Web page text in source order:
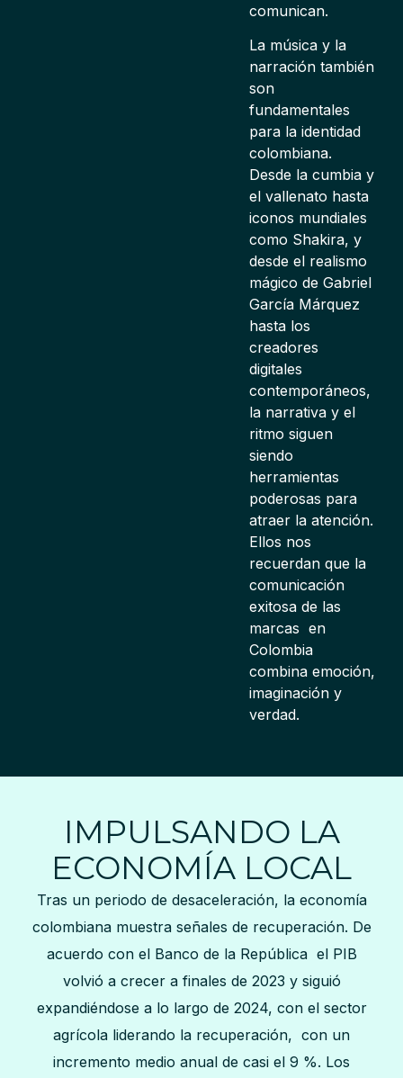
comunican.
La música y la
narración también
son
fundamentales
para la identidad
colombiana.
Desde la cumbia y
el vallenato hasta
iconos mundiales
como Shakira, y
desde el realismo
mágico de Gabriel
García Márquez
hasta los
creadores
digitales
contemporáneos,
la narrativa y el
ritmo siguen
siendo
herramientas
poderosas para
atraer la atención.
Ellos nos
recuerdan que la
comunicación
exitosa de las
marcas en
Colombia
combina emoción,
imaginación y
verdad.
IMPULSANDO LA
ECONOMÍA LOCAL
Tras un periodo de desaceleración, la economía
colombiana muestra señales de recuperación. De
acuerdo con el Banco de la República el PIB
volvió a crecer a finales de 2023 y siguió
expandiéndose a lo largo de 2024, con el sector
agrícola liderando la recuperación, con un
incremento medio anual de casi el 9 %. Los